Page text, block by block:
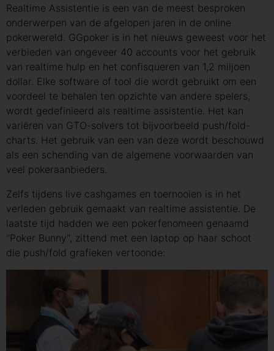
Realtime Assistentie is een van de meest besproken
onderwerpen van de afgelopen jaren in de online
pokerwereld. GGpoker is in het nieuws geweest voor het
verbieden van ongeveer 40 accounts voor het gebruik
van realtime hulp en het confisqueren van 1,2 miljoen
dollar. Elke software of tool die wordt gebruikt om een ​​
voordeel te behalen ten opzichte van andere spelers,
wordt gedefinieerd als realtime assistentie. Het kan
variëren van GTO-solvers tot bijvoorbeeld push/fold-
charts. Het gebruik van een van deze wordt beschouwd
als een schending van de algemene voorwaarden van
veel pokeraanbieders.
Zelfs tijdens live cashgames en toernooien is in het
verleden gebruik gemaakt van realtime assistentie. De
laatste tijd hadden we een pokerfenomeen genaamd
''Poker Bunny'', zittend met een laptop op haar schoot
die push/fold grafieken vertoonde: